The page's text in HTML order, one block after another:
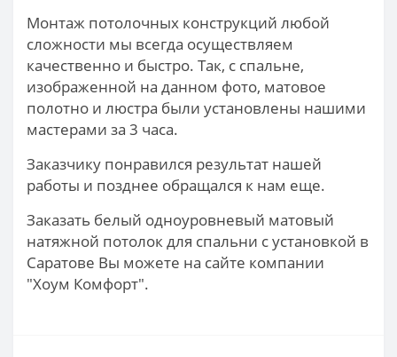
Монтаж потолочных конструкций любой
сложности мы всегда осуществляем
качественно и быстро. Так, с спальне,
изображенной на данном фото, матовое
полотно и люстра были установлены нашими
мастерами за 3 часа.
Заказчику понравился результат нашей
работы и позднее обращался к нам еще.
Заказать белый одноуровневый матовый
натяжной потолок для спальни с установкой в
Саратове Вы можете на сайте компании
"Хоум Комфорт".